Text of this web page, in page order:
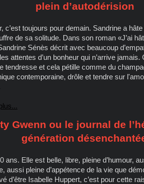
plein d’autodérision
c’est toujours pour demain. Sandrine a hâte
de sa solitude. Dans son roman «J’ai
Sénès décrit avec beaucoup
attentes d’un bonheur qui n’arrive jamais.
tendresse et cela pétille comme du
contemporaine, drôle et tendre sur
Gwenn ou le journal de
génération
ans. Elle est belle, libre, pleine d’humour,
aussi pleine d’appétence de la vie que
d’être Isabelle Huppert, c’est pour cette